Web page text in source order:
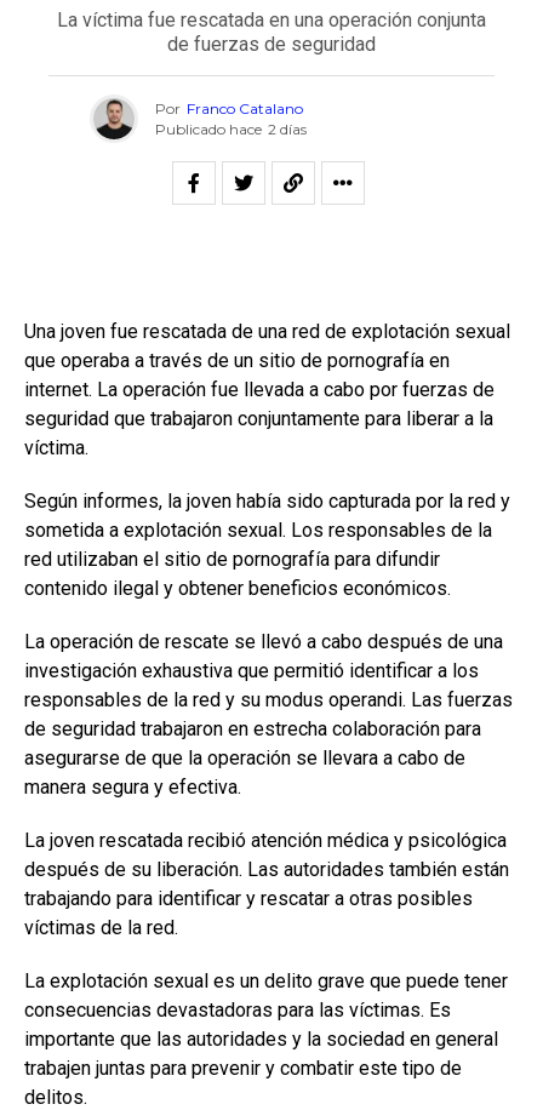
La víctima fue rescatada en una operación conjunta
de fuerzas de seguridad
Por Franco Catalano
Publicado hace 2 días
Una joven fue rescatada de una red de explotación sexual
que operaba a través de un sitio de pornografía en
internet. La operación fue llevada a cabo por fuerzas de
seguridad que trabajaron conjuntamente para liberar a la
víctima.
Según informes, la joven había sido capturada por la red y
sometida a explotación sexual. Los responsables de la
red utilizaban el sitio de pornografía para difundir
contenido ilegal y obtener beneficios económicos.
La operación de rescate se llevó a cabo después de una
investigación exhaustiva que permitió identificar a los
responsables de la red y su modus operandi. Las fuerzas
de seguridad trabajaron en estrecha colaboración para
asegurarse de que la operación se llevara a cabo de
manera segura y efectiva.
La joven rescatada recibió atención médica y psicológica
después de su liberación. Las autoridades también están
trabajando para identificar y rescatar a otras posibles
víctimas de la red.
La explotación sexual es un delito grave que puede tener
consecuencias devastadoras para las víctimas. Es
importante que las autoridades y la sociedad en general
trabajen juntas para prevenir y combatir este tipo de
delitos.